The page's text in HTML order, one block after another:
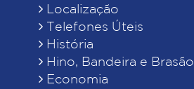
Localização
Telefones Úteis
História
Hino, Bandeira e Brasão
Economia